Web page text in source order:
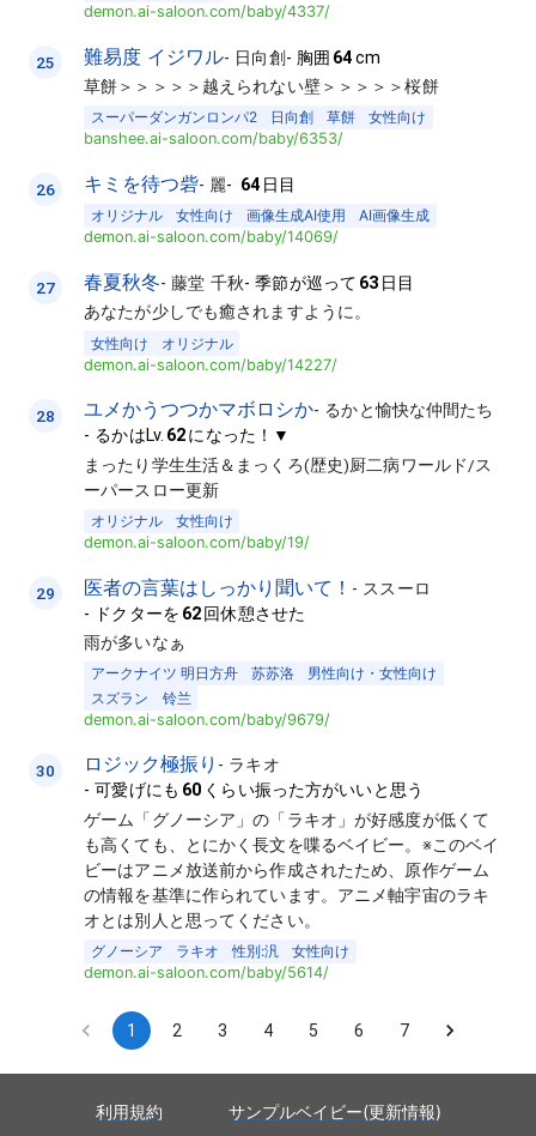
demon.ai-saloon.com/baby/4337/
25 難易度 イジワル- 日向創 - 胸囲 64cm
草餅＞＞＞＞＞越えられない壁＞＞＞＞＞桜餅
スーパーダンガンロンパ2 日向創 草餅
女性向け
banshee.ai-saloon.com/baby/6353/
26 キミを待つ砦- 麗- 64 日目
オリジナル 女性向け 画像生成AI使用
AI画像生成
demon.ai-saloon.com/baby/14069/
27 春夏秋冬-藤堂 千秋-季節が巡って 63 日目
あなたが少しでも癒されますように。
女性向け
オリジナル
demon.ai-saloon.com/baby/14227/
28 ユメかうつつかマボロシか- るかと愉快な仲間たち
- るかはLv. 62になった！▼
まったり学生生活＆まっくろ(歴史)厨二病ワールド/ス
ーパースロー更新
オリジナル
女性向け
demon.ai-saloon.com/baby/19/
29 医者の言葉はしっかり聞いて！ - ススーロ
- ドクターを 62回休憩させた
雨が多いなぁ
アークナイツ 明日方舟 苏苏洛
男性向け・女性向け
スズラン 铃兰
demon.ai-saloon.com/baby/9679/
30 ロジック極振り - ラキオ
-可愛げにも 60 くらい振った方がいいと思う
ゲーム「グノーシア」の「ラキオ」が好感度が低くて
も高くても、とにかく長文を喋るベイビー。※このベイ
ビーはアニメ放送前から作成されたため、原作ゲーム
の情報を基準に作られています。アニメ軸宇宙のラキ
オとは別人と思ってください。
グノーシア ラキオ 性別:汎
女性向け
demon.ai-saloon.com/baby/5614/
1 2 3 4 5 6 7
利用規約 サンプルベイビー(更新情報)